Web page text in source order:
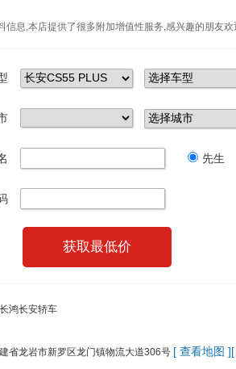
信息,本店提供了很多附加增值性服务,感兴趣的朋友欢
先生
获取最低价
鸿长安轿车
省龙岩市新罗区龙门镇物流大道306号 [ 查看地图 ]